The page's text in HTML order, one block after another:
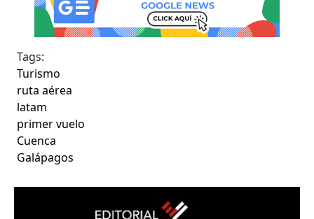
Tags:
Turismo
ruta aérea
latam
primer vuelo
Cuenca
Galápagos